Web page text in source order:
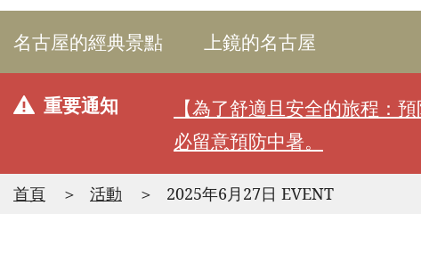
名古屋的經典景點 上鏡的名古屋
重要通知
【為了舒適且安全的旅程：
必留意預防中暑。
首頁 活動 2025年6月27日 EVENT